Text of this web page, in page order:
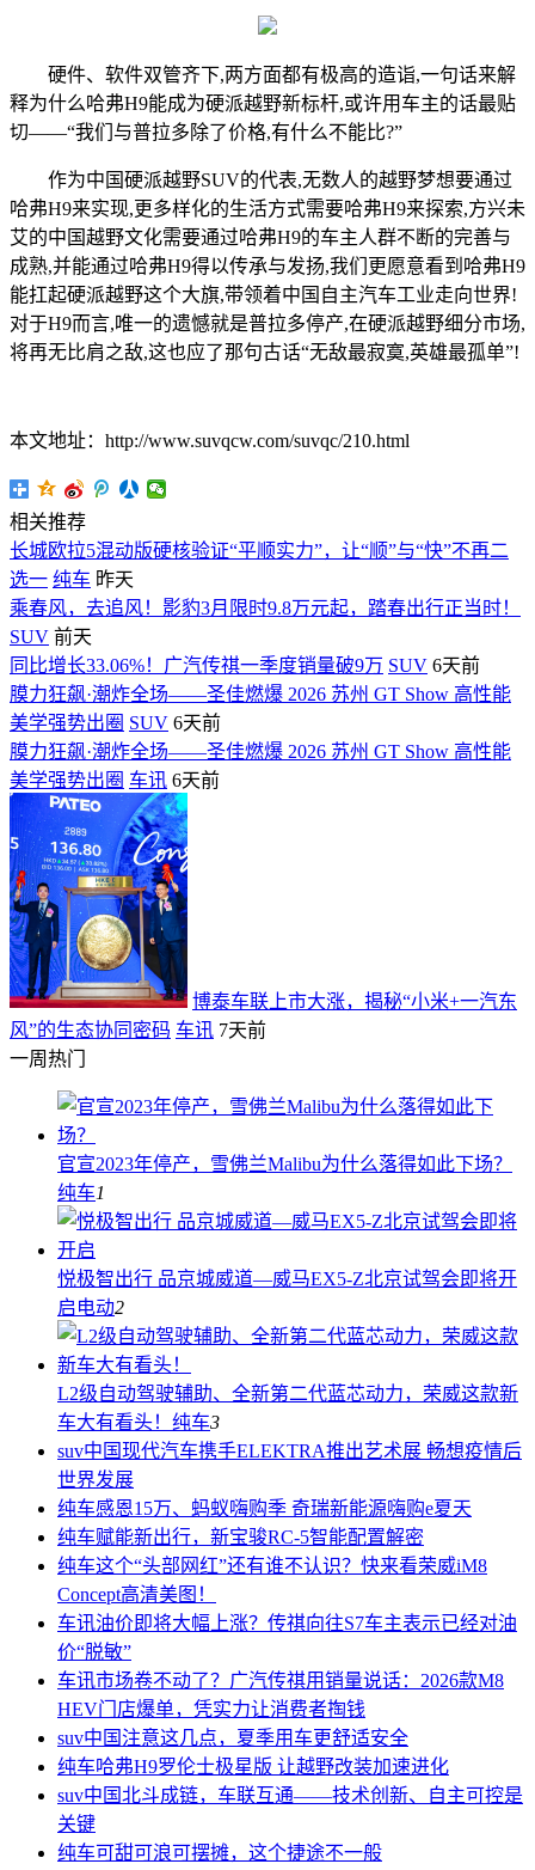
硬件、软件双管齐下,两方面都有极高的造诣,一句话来解
释为什么哈弗H9能成为硬派越野新标杆,或许用车主的话最贴
切——“我们与普拉多除了价格,有什么不能比?”
作为中国硬派越野SUV的代表,无数人的越野梦想要通过
哈弗H9来实现,更多样化的生活方式需要哈弗H9来探索,方兴未
艾的中国越野文化需要通过哈弗H9的车主人群不断的完善与
成熟,并能通过哈弗H9得以传承与发扬,我们更愿意看到哈弗H9
能扛起硬派越野这个大旗,带领着中国自主汽车工业走向世界!
对于H9而言,唯一的遗憾就是普拉多停产,在硬派越野细分市场,
将再无比肩之敌,这也应了那句古话“无敌最寂寞,英雄最孤单”!
本文地址：http://www.suvqcw.com/suvqc/210.html
相关推荐
长城欧拉5混动版硬核验证“平顺实力”，让“顺”与“快”不再二
选一 纯车 昨天
乘春风，去追风！影豹3月限时9.8万元起，踏春出行正当时！
SUV 前天
同比增长33.06%！广汽传祺一季度销量破9万 SUV 6天前
膜力狂飙·潮炸全场——圣佳燃爆 2026 苏州 GT Show 高性能
美学强势出圈 SUV 6天前
膜力狂飙·潮炸全场——圣佳燃爆 2026 苏州 GT Show 高性能
美学强势出圈 车讯 6天前
博泰车联上市大涨，揭秘“小米+一汽东
风”的生态协同密码 车讯 7天前
一周热门
官宣2023年停产，雪佛兰Malibu为什么落得如此下场？
纯车1
悦极智出行 品京城威道—威马EX5-Z北京试驾会即将开
启电动2
L2级自动驾驶辅助、全新第二代蓝芯动力，荣威这款新
车大有看头！ 纯车3
suv中国现代汽车携手ELEKTRA推出艺术展 畅想疫情后
世界发展
纯车感恩15万、蚂蚁嗨购季 奇瑞新能源嗨购e夏天
纯车赋能新出行，新宝骏RC-5智能配置解密
纯车这个“头部网红”还有谁不认识？快来看荣威iM8
Concept高清美图！
车讯油价即将大幅上涨？传祺向往S7车主表示已经对油
价“脱敏”
车讯市场卷不动了？广汽传祺用销量说话：2026款M8
HEV门店爆单，凭实力让消费者掏钱
suv中国注意这几点，夏季用车更舒适安全
纯车哈弗H9罗伦士极星版 让越野改装加速进化
suv中国北斗成链，车联互通——技术创新、自主可控是
关键
纯车可甜可浪可摆摊，这个捷途不一般